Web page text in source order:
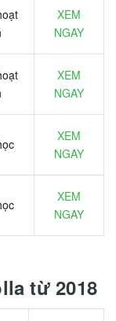
XEM
NGAY
XEM
NGAY
XEM
NGAY
XEM
NGAY
từ 2018